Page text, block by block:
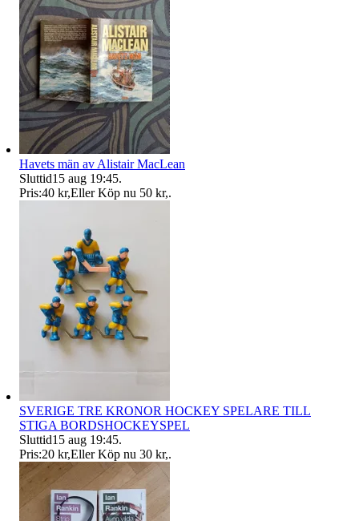
Havets män av Alistair MacLean
Sluttid15 aug 19:45.
Pris:40 kr,Eller Köp nu 50 kr,.
SVERIGE TRE KRONOR HOCKEY SPELARE TILL
STIGA BORDSHOCKEYSPEL
Sluttid15 aug 19:45.
Pris:20 kr,Eller Köp nu 30 kr,.